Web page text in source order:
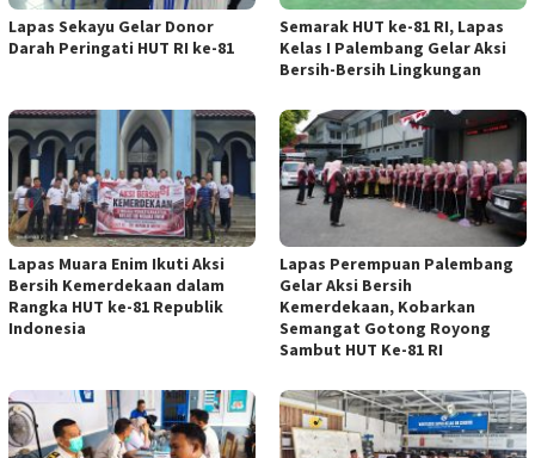
Lapas Sekayu Gelar Donor
Darah Peringati HUT RI ke-81
Semarak HUT ke-81 RI, Lapas
Kelas I Palembang Gelar Aksi
Bersih-Bersih Lingkungan
Lapas Muara Enim Ikuti Aksi
Bersih Kemerdekaan dalam
Rangka HUT ke-81 Republik
Indonesia
Lapas Perempuan Palembang
Gelar Aksi Bersih
Kemerdekaan, Kobarkan
Semangat Gotong Royong
Sambut HUT Ke-81 RI